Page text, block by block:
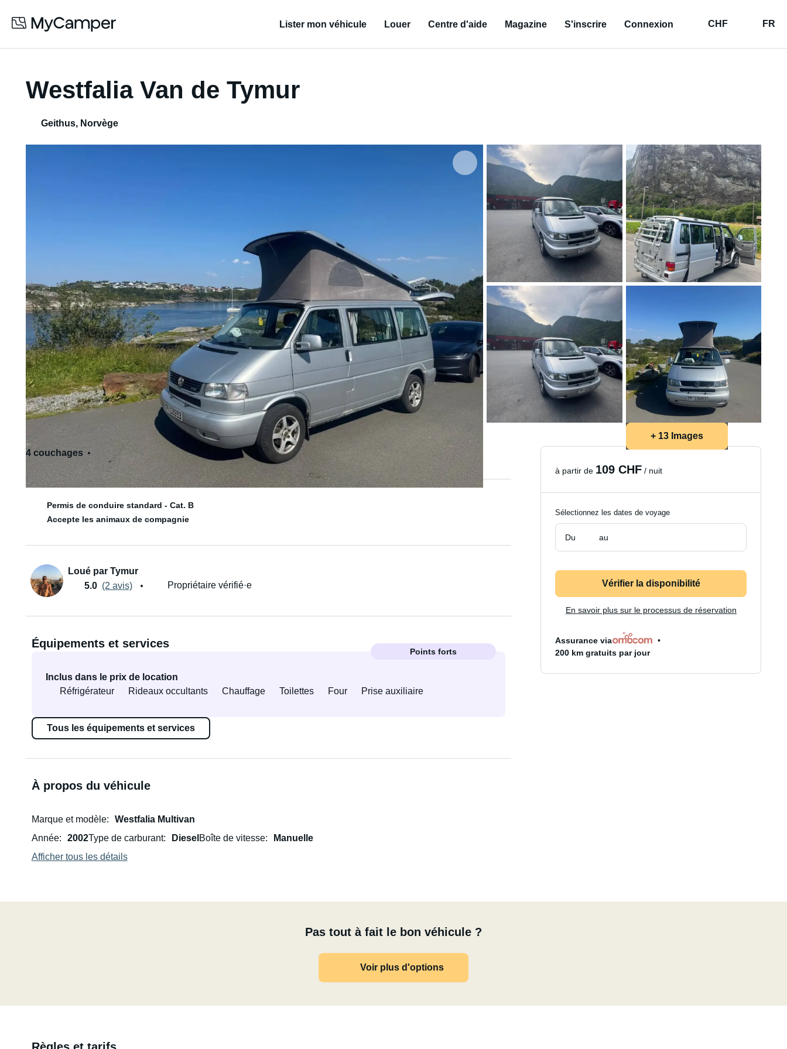
Lister mon véhicule Louer Centre d'aide Magazine S'inscrire Connexion CHF FR
Westfalia Van de Tymur
Geithus, Norvège
+ 13 Images
4 couchages
7 siège(s)
Permis de conduire standard - Cat. B
Accepte les animaux de compagnie
Loué par Tymur
5.0 (2 avis) Propriétaire vérifié·e
Équipements et services
Points forts
Inclus dans le prix de location
Réfrigérateur
Rideaux occultants Chauffage Toilettes Four Prise auxiliaire
Tous les équipements et services
À propos du véhicule
Marque et modèle
Westfalia Multivan
Année
2002Type de carburant Diesel Boîte de vitesse
Manuelle
Afficher tous les détails
Pas tout à fait le bon véhicule ?
Voir plus d'options
à partir de 109 CHF / nuit
Sélectionnez les dates de voyage
Du au
Vérifier la disponibilité
En savoir plus sur le processus de réservation
Assurance via
200 km gratuits par jour